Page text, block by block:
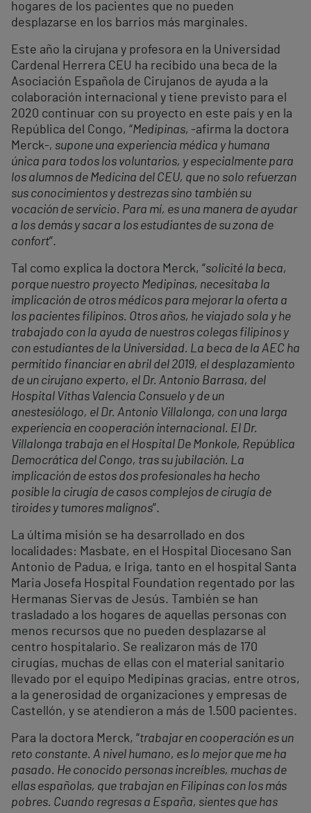
hogares de los pacientes que no pueden
desplazarse en los barrios más marginales.
Este año la cirujana y profesora en la Universidad
Cardenal Herrera CEU ha recibido una beca de la
Asociación Española de Cirujanos de ayuda a la
colaboración internacional y tiene previsto para el
2020 continuar con su proyecto en este país y en la
República del Congo, “Medipinas, -afirma la doctora
Merck-, supone una experiencia médica y humana
única para todos los voluntarios, y especialmente para
los alumnos de Medicina del CEU, que no solo refuerzan
sus conocimientos y destrezas sino también su
vocación de servicio. Para mí, es una manera de ayudar
a los demás y sacar a los estudiantes de su zona de
confort”.
Tal como explica la doctora Merck, “solicité la beca,
porque nuestro proyecto Medipinas, necesitaba la
implicación de otros médicos para mejorar la oferta a
los pacientes filipinos. Otros años, he viajado sola y he
trabajado con la ayuda de nuestros colegas filipinos y
con estudiantes de la Universidad. La beca de la AEC ha
permitido financiar en abril del 2019, el desplazamiento
de un cirujano experto, el Dr. Antonio Barrasa, del
Hospital Vithas Valencia Consuelo y de un
anestesiólogo, el Dr. Antonio Villalonga, con una larga
experiencia en cooperación internacional. El Dr.
Villalonga trabaja en el Hospital De Monkole, República
Democrática del Congo, tras su jubilación. La
implicación de estos dos profesionales ha hecho
posible la cirugía de casos complejos de cirugía de
tiroides y tumores malignos”.
La última misión se ha desarrollado en dos
localidades: Masbate, en el Hospital Diocesano San
Antonio de Padua, e Iriga, tanto en el hospital Santa
Maria Josefa Hospital Foundation regentado por las
Hermanas Siervas de Jesús. También se han
trasladado a los hogares de aquellas personas con
menos recursos que no pueden desplazarse al
centro hospitalario. Se realizaron más de 170
cirugías, muchas de ellas con el material sanitario
llevado por el equipo Medipinas gracias, entre otros,
a la generosidad de organizaciones y empresas de
Castellón, y se atendieron a más de 1.500 pacientes.
Para la doctora Merck, “trabajar en cooperación es un
reto constante. A nivel humano, es lo mejor que me ha
pasado. He conocido personas increíbles, muchas de
ellas españolas, que trabajan en Filipinas con los más
pobres. Cuando regresas a España, sientes que has